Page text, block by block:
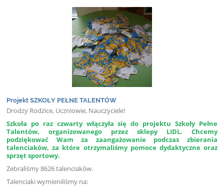
Projekt SZKOŁY PEŁNE TALENTÓW
Drodzy Rodzice, Uczniowie, Nauczyciele!
Szkoła po raz czwarty włączyła się do projektu Szkoły Pełne
Talentów, organizowanego przez sklepy LIDL. Chcemy
podziękować Wam za zaangażowanie podczas zbierania
talenciaków, za które otrzymaliśmy pomoce dydaktyczne oraz
sprzęt sportowy.
Zebraliśmy 8626 talenciaków.
Talenciaki wymieniliśmy na: